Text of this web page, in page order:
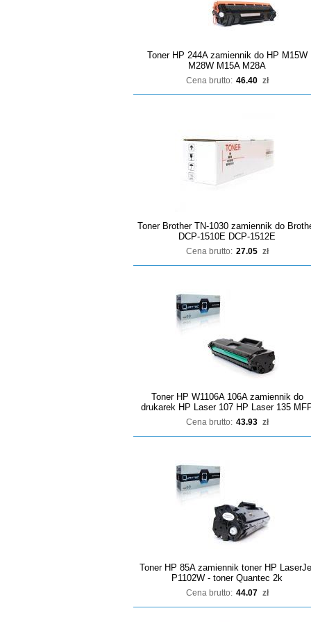
Toner HP 244A zamiennik do HP M15W
M28W M15A M28A
Cena brutto: 46.40 zł
Toner Brother TN-1030 zamiennik do
DCP-1510E DCP-1512E
Cena brutto: 27.05 zł
Toner HP W1106A 106A zamiennik do
drukarek HP Laser 107 HP Laser 135
Cena brutto: 43.93 zł
Toner HP 85A zamiennik toner HP
P1102W - toner Quantec 2k
Cena brutto: 44.07 zł